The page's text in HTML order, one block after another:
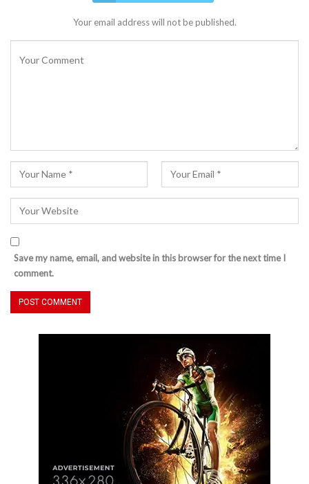
Your email address will not be published.
Save my name, email, and website in this browser for the next time I
comment.